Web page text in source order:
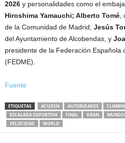
2026 y personalidades como el
Hiroshima Yamauchi; Alberto Tomé,
de la Comunidad de Madrid; Jesús
del Ayuntamiento de Alcobendas, y
presidente de la Federación Española
(FEDME).
Fuente
ETIQUETAS ACUDEN AUTORIDADES
ESCALADA DEPORTIVA
FINAL GRAN MUNDO
VELOCIDAD
WORLD